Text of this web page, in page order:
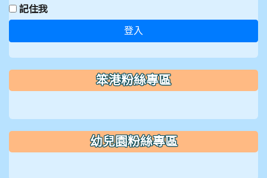
記住我
登入
笨港粉絲專區
幼兒園粉絲專區